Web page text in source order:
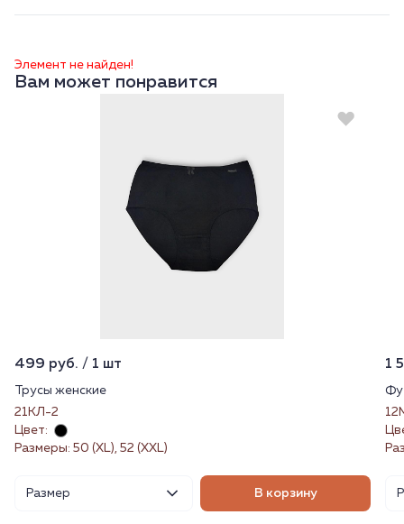
Элемент не найден!
Вам может понравится
499 руб. / 1 шт
Трусы женские
21КЛ-2
Цвет:
Размеры: 50 (XL), 52 (XXL)
Размер В корзину
1